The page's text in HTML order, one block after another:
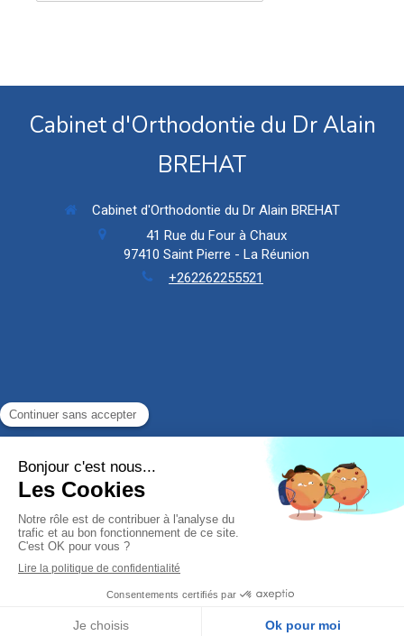
Cabinet d'Orthodontie du Dr Alain
BREHAT
Cabinet d'Orthodontie du Dr Alain BREHAT
41 Rue du Four à Chaux
97410 Saint Pierre - La Réunion
+262262255521
Politique de confidentialité et charte cookie
Mentions légales
Conditions Générales Utilisation